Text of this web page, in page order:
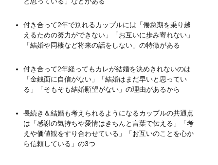
付き合って2年で別れるカップルには「倦怠期を乗り越
えるための努力ができない」「お互いに歩み寄れない」
「結婚や同棲など将来の話をしない」の特徴がある
付き合って2年経ってもカレが結婚を決めきれないのは
「金銭面に自信がない」「結婚はまだ早いと思ってい
る」「そもそも結婚願望がない」の理由があるから
長続き＆結婚も考えられるようになるカップルの共通点
は「感謝の気持ちや愛情はきちんと言葉で伝える」「考
えや価値観をすり合わせている」「お互いのことを心か
ら信頼している」の3つ